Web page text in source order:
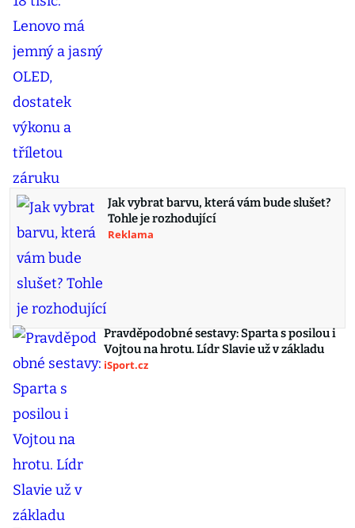
Jak vybrat barvu, která vám bude slušet?
Tohle je rozhodující
Reklama
Pravděpodobné sestavy: Sparta s posilou i
Vojtou na hrotu. Lídr Slavie už v základu
iSport.cz